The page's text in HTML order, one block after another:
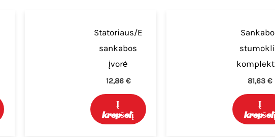
Statoriaus/E
sankabos
įvorė
12,86 €
Į
krepšelį
81,63€
Į